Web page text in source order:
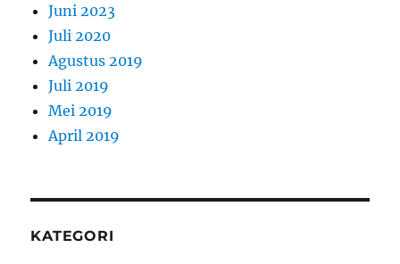
Juni 2023
Juli 2020
Agustus 2019
Juli 2019
Mei 2019
April 2019
KATEGORI